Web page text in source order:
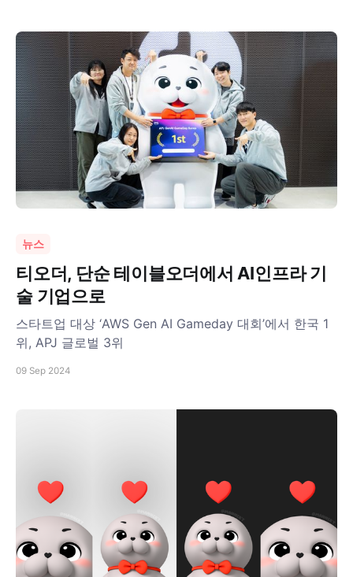
뉴스
티오더, 단순 테이블오더에서 AI인프라 기
술 기업으로
스타트업 대상 ‘AWS Gen AI Gameday 대회’에서 한국 1
위, APJ 글로벌 3위
09 Sep 2024